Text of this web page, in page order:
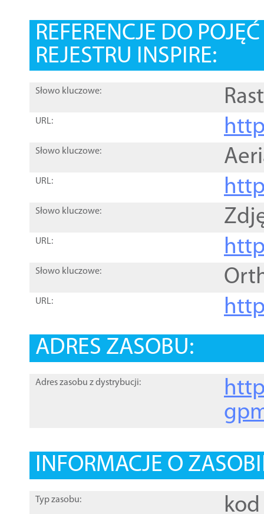
REFERENCJE DO
REJESTRU INSPIRE:
Słowo kluczowe:
URL:
Słowo kluczowe:
URL:
Słowo kluczowe:
URL:
Słowo kluczowe:
URL:
ADRES ZASOBU:
Adres zasobu z dystrybucji:
INFORMACJE O
Typ zasobu: kod